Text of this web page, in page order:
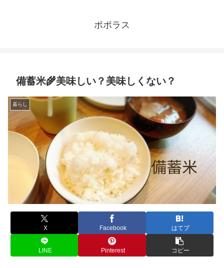
ポポラス
備蓄米🌾美味しい？美味しくない？
暮らし
X Facebook はてブ
LINE Pinterest コピー